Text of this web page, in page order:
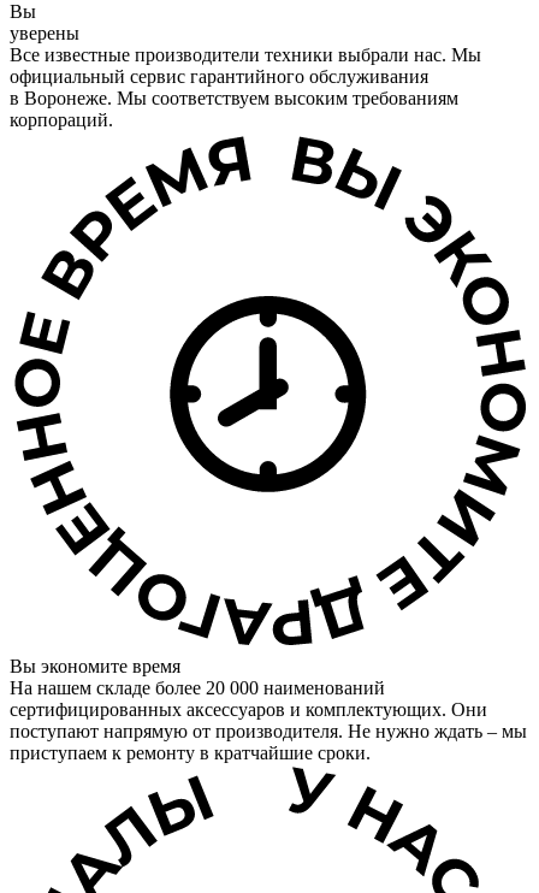
Вы
уверены
Все известные производители техники выбрали нас. Мы
официальный сервис гарантийного обслуживания
в Воронеже. Мы соответствуем высоким требованиям
корпораций.
Вы экономите время
На нашем складе более 20 000 наименований
сертифицированных аксессуаров и комплектующих. Они
поступают напрямую от производителя. Не нужно ждать – мы
приступаем к ремонту в кратчайшие сроки.